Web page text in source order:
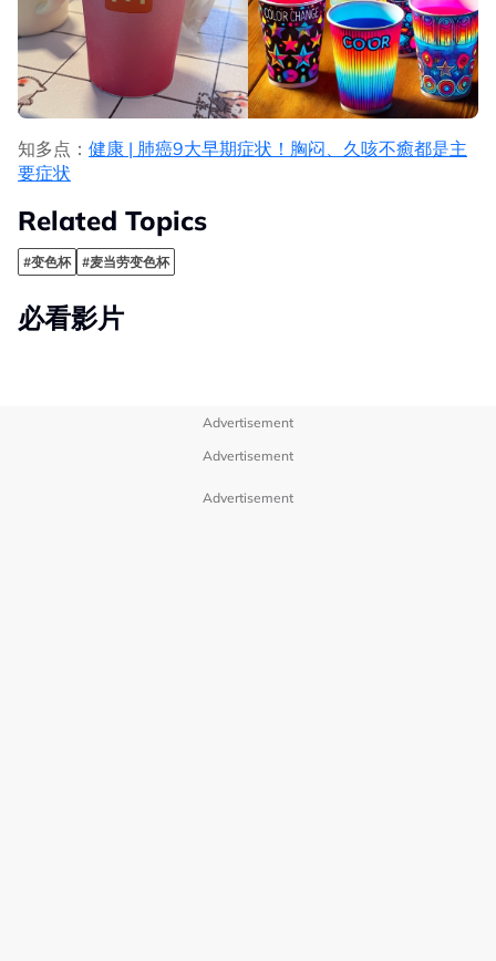
知多点： 健康 | 肺癌9大早期症状！胸闷、久咳不癒都是主
要症状
Related Topics
#变色杯 #麦当劳变色杯
必看影片
Advertisement
Advertisement
Advertisement